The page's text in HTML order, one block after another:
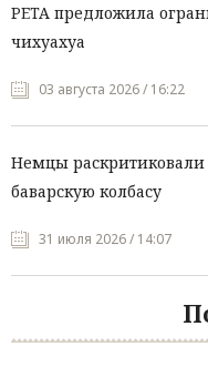
PETA предложила
чихуахуа
03 августа 2026 / 16:22
Немцы раскритиковали
баварскую колбасу
31 июля 2026 / 14:07